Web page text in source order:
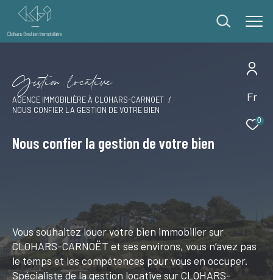
Fr
0
Geio locaive
AGENCE IMMOBILIÈRE À CLOHARS-CARNOET
NOUS CONFIER LA GESTION DE VOTRE BIEN
Nous confier la gestion de votre bien
Vous souhaitez louer votre bien immobilier sur
CLOHARS-CARNOËT et ses environs, vous n’avez pas
le temps et les compétences pour vous en occuper.
Spécialiste de la gestion locative sur CLOHARS-
Effectuer une recherche
Ville